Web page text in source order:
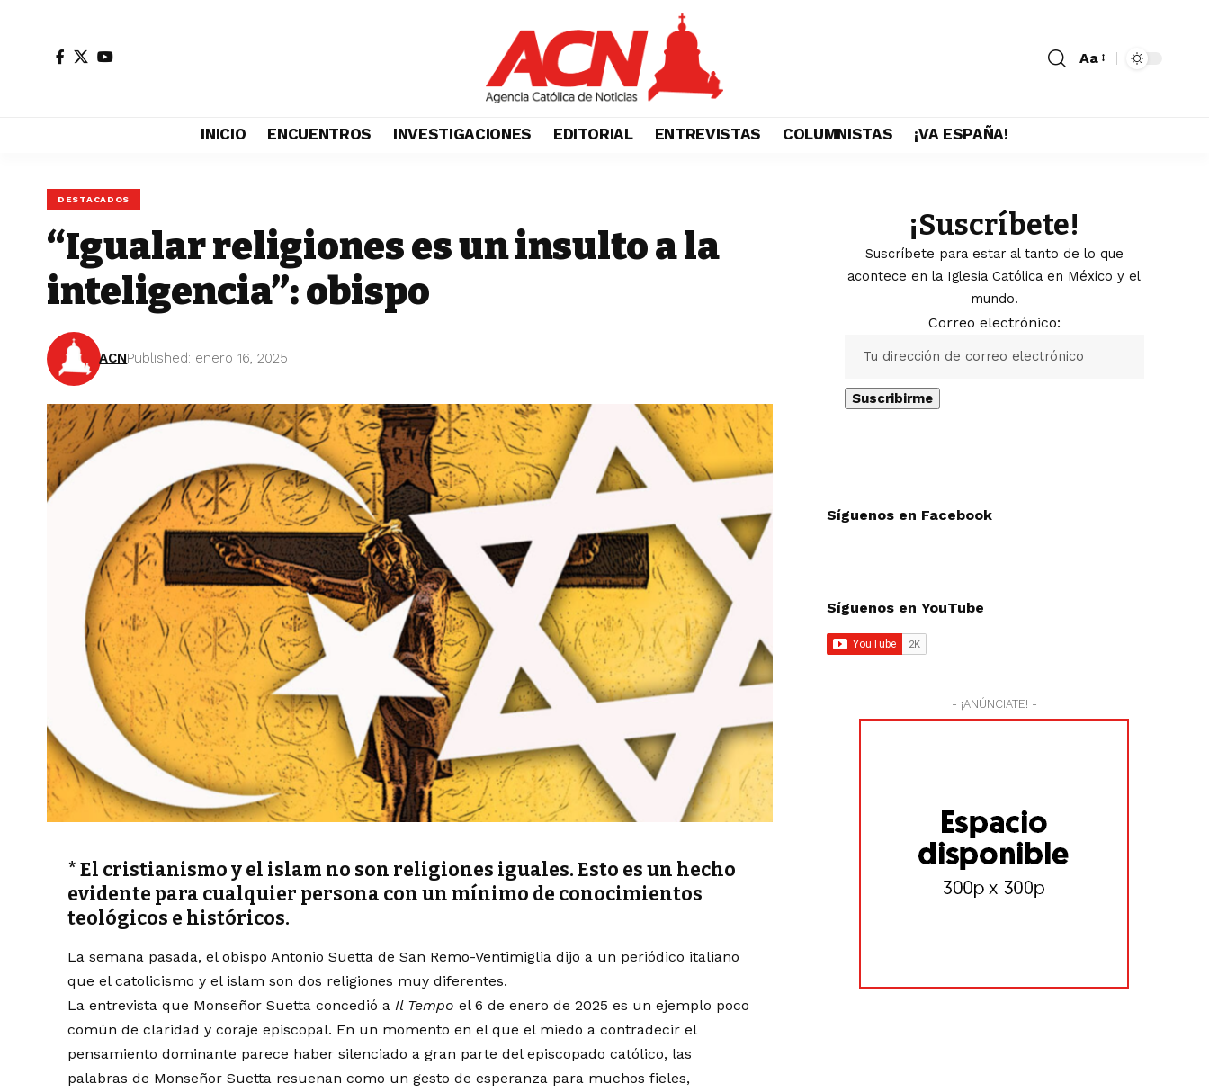
Aa
INICIO ENCUENTROS INVESTIGACIONES EDITORIAL ENTREVISTAS COLUMNISTAS ¡VA ESPAÑA!
DESTACADOS
“Igualar religiones es un insulto a la
inteligencia”: obispo
ACNPublished: enero 16, 2025
* El cristianismo y el islam no son religiones iguales. Esto es un hecho
evidente para cualquier persona con un mínimo de conocimientos
teológicos e históricos.
La semana pasada, el obispo Antonio Suetta de San Remo-Ventimiglia dijo a un periódico italiano
que el catolicismo y el islam son dos religiones muy diferentes.
La entrevista que Monseñor Suetta concedió a Il Tempo el 6 de enero de 2025 es un ejemplo poco
común de claridad y coraje episcopal. En un momento en el que el miedo a contradecir el
pensamiento dominante parece haber silenciado a gran parte del episcopado católico, las
palabras de Monseñor Suetta resuenan como un gesto de esperanza para muchos fieles,
¡Suscríbete!
Suscríbete para estar al tanto de lo que
acontece en la Iglesia Católica en México y el
mundo.
Correo electrónico:
Síguenos en Facebook
Síguenos en YouTube
- ¡ANÚNCIATE! -